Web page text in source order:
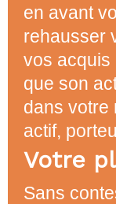
en avant
rehausser
vos acquis
que son
dans votre
actif,
Votre
Sans